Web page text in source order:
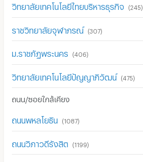
วิทยาลัยเทคโนโลยีไทยบริหารธุรกิจ (245)
ราชวิทยาลัยจุฬาภรณ์ (307)
ม.ราชภัฏพระนคร (406)
วิทยาลัยเทคโนโลยีปัญญาภิวัฒน์ (475)
ถนน/ซอยใกล้เคียง
ถนนพหลโยธิน (1087)
ถนนวิภาวดีรังสิต (1199)